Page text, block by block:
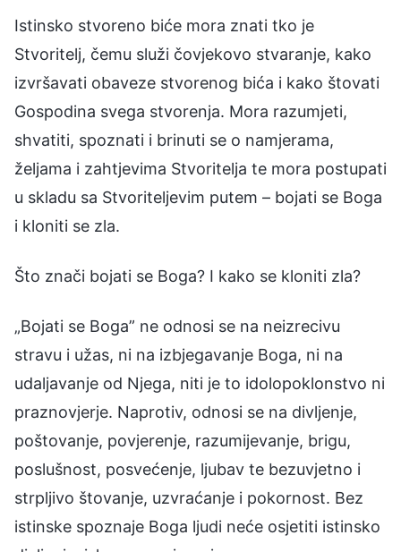
Istinsko stvoreno biće mora znati tko je
Stvoritelj, čemu služi čovjekovo stvaranje, kako
izvršavati obaveze stvorenog bića i kako štovati
Gospodina svega stvorenja. Mora razumjeti,
shvatiti, spoznati i brinuti se o namjerama,
željama i zahtjevima Stvoritelja te mora postupati
u skladu sa Stvoriteljevim putem – bojati se Boga
i kloniti se zla.
Što znači bojati se Boga? I kako se kloniti zla?
„Bojati se Boga” ne odnosi se na neizrecivu
stravu i užas, ni na izbjegavanje Boga, ni na
udaljavanje od Njega, niti je to idolopoklonstvo ni
praznovjerje. Naprotiv, odnosi se na divljenje,
poštovanje, povjerenje, razumijevanje, brigu,
poslušnost, posvećenje, ljubav te bezuvjetno i
strpljivo štovanje, uzvraćanje i pokornost. Bez
istinske spoznaje Boga ljudi neće osjetiti istinsko